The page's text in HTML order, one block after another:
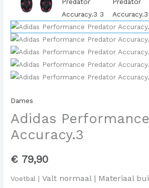
Dames
Adidas
Accuracy.3
€ 79,90
Voetbal |Valt normaal | Materiaal